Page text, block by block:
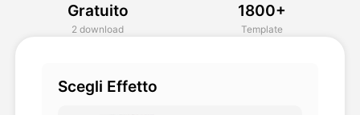
Gratuito
2 download
1800+
Template
Scegli Effetto